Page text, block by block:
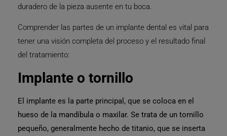
duradero de la pieza ausente en tu boca.
Comprender las partes de un implante dental es vital para
tener una visión completa del proceso y el resultado final
del tratamiento:
Implante o tornillo
El implante es la parte principal, que se coloca en el
hueso de la mandíbula o maxilar. Se trata de un tornillo
pequeño, generalmente hecho de titanio, que se inserta